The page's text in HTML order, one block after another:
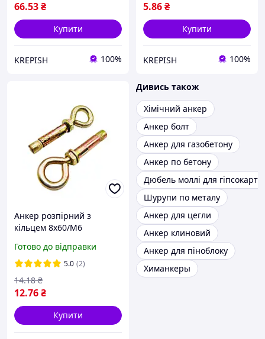
66.53₴
Купити
KREPISH 100%
5.86₴
Купити
KREPISH 100%
Анкер розпірний з
кільцем 8х60/М6
Готово до відправки
5.0 (2)
12.76₴
14.18 ₴
Купити
Дивись також
Хімічний анкер
Анкер болт
Анкер для газобетону
Анкер по бетону
Дюбель моллі для
Шурупи по металу
Анкер для цегли
Анкер клиновий
Анкер для піноблоку
Химанкеры